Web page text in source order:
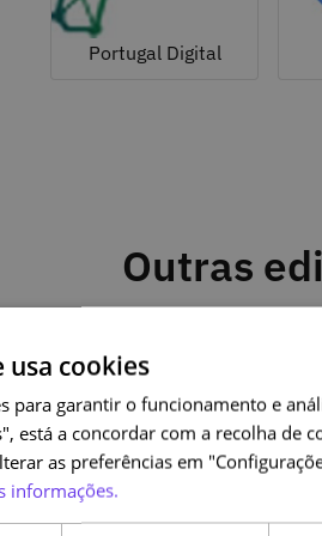
Portugal Digital
Outras
usa cookies
para garantir o funcionamento e
está a concordar com a recolha de
as preferências em
informações.